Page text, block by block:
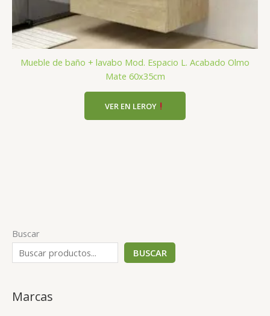
Buscar
BUSCAR
Marcas
Mueble de baño + lavabo Mod. Espacio L. Acabado Olmo
Mate 60x35cm
VER EN LEROY